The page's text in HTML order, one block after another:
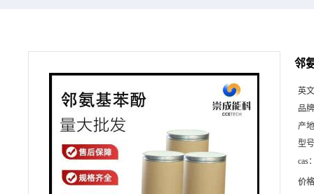
邻
英
品
产
型
cas
价